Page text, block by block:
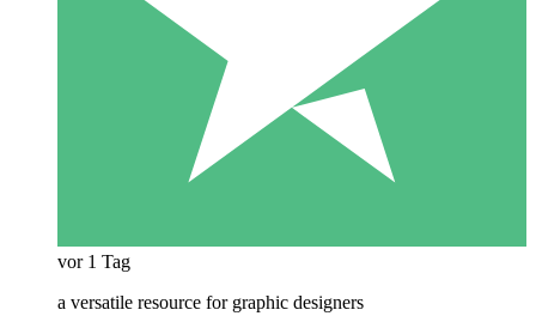
vor 1 Tag
a versatile resource for graphic designers